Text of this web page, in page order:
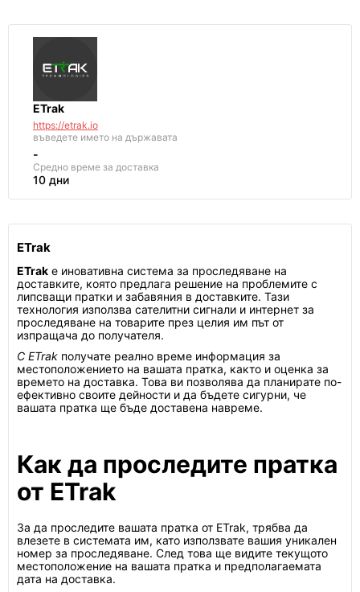
ETrak
https://etrak.io
въведете името на държавата
-
Средно време за доставка
10 дни
ETrak
ETrak е иновативна система за проследяване на
доставките, която предлага решение на проблемите с
липсващи пратки и забавяния в доставките. Тази
технология използва сателитни сигнали и интернет за
проследяване на товарите през целия им път от
изпращача до получателя.
С ETrak получате реално време информация за
местоположението на вашата пратка, както и оценка за
времето на доставка. Това ви позволява да планирате по-
ефективно своите дейности и да бъдете сигурни, че
вашата пратка ще бъде доставена навреме.
Как да проследите пратка
от ETrak
За да проследите вашата пратка от ETrak, трябва да
влезете в системата им, като използвате вашия уникален
номер за проследяване. След това ще видите текущото
местоположение на вашата пратка и предполагаемата
дата на доставка.